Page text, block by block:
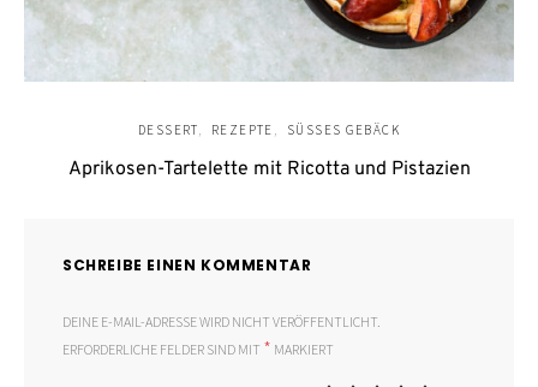
DESSERT REZEPTE SÜSSES GEBÄCK
Aprikosen-Tartelette mit Ricotta und Pistazien
SCHREIBE EINEN KOMMENTAR
DEINE E-MAIL-ADRESSE WIRD NICHT VERÖFFENTLICHT.
ERFORDERLICHE FELDER SIND MIT * MARKIERT